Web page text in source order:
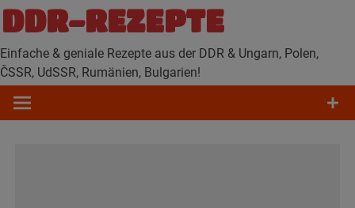
Zum
Inhalt
springen
DDR-REZEPTE
Einfache & geniale Rezepte aus der DDR & Ungarn, Polen,
ČSSR, UdSSR, Rumänien, Bulgarien!